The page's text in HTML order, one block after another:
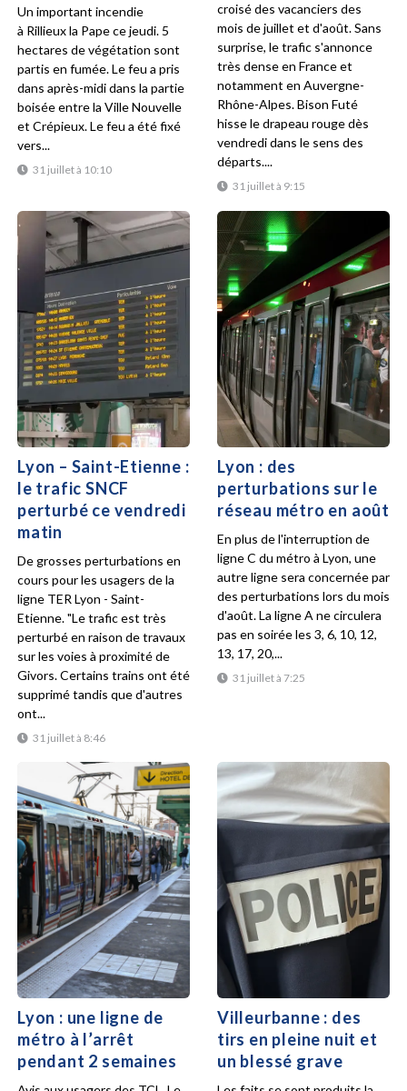
31 juillet à 10:10
Un important incendie
à Rillieux la Pape ce jeudi. 5
hectares de végétation sont
partis en fumée. Le feu a pris
dans après-midi dans la partie
boisée entre la Ville Nouvelle
et Crépieux. Le feu a été fixé
vers...
31 juillet à 9:15
croisé des vacanciers des
mois de juillet et d'août. Sans
surprise, le trafic s'annonce
très dense en France et
notamment en Auvergne-
Rhône-Alpes. Bison Futé
hisse le drapeau rouge dès
vendredi dans le sens des
départs....
Lyon – Saint-Etienne :
le trafic SNCF
perturbé ce vendredi
matin
31 juillet à 8:46
De grosses perturbations en
cours pour les usagers de la
ligne TER Lyon - Saint-
Etienne. "Le trafic est très
perturbé en raison de travaux
sur les voies à proximité de
Givors. Certains trains ont été
supprimé tandis que d'autres
ont...
Lyon : des
perturbations sur le
réseau métro en août
31 juillet à 7:25
En plus de l'interruption de
ligne C du métro à Lyon, une
autre ligne sera concernée par
des perturbations lors du mois
d'août. La ligne A ne circulera
pas en soirée les 3, 6, 10, 12,
13, 17, 20,...
Lyon : une ligne de
métro à l’arrêt
pendant 2 semaines
Villeurbanne : des
tirs en pleine nuit et
un blessé grave